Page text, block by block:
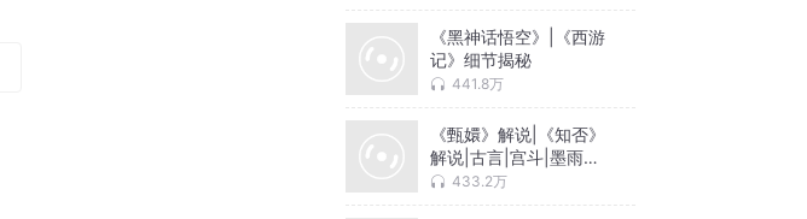
《黑神话悟空》|《西游
记》细节揭秘
441.8万
《甄嬛》解说|《知否》
解说|古言|宫斗|墨雨云
间 433.2万